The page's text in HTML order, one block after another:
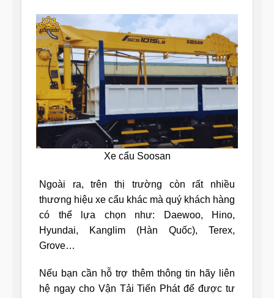
Xe cẩu Soosan
Ngoài ra, trên thị trường còn rất nhiều
thương hiệu xe cẩu khác mà quý khách hàng
có thể lựa chọn như: Daewoo, Hino,
Hyundai, Kanglim (Hàn Quốc), Terex,
Grove…
Nếu bạn cần hỗ trợ thêm thông tin hãy liên
hệ ngay cho Vận Tải Tiến Phát để được tư